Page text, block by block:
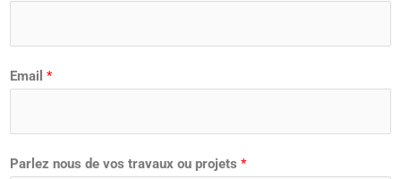
Email *
Parlez nous de vos travaux ou projets *